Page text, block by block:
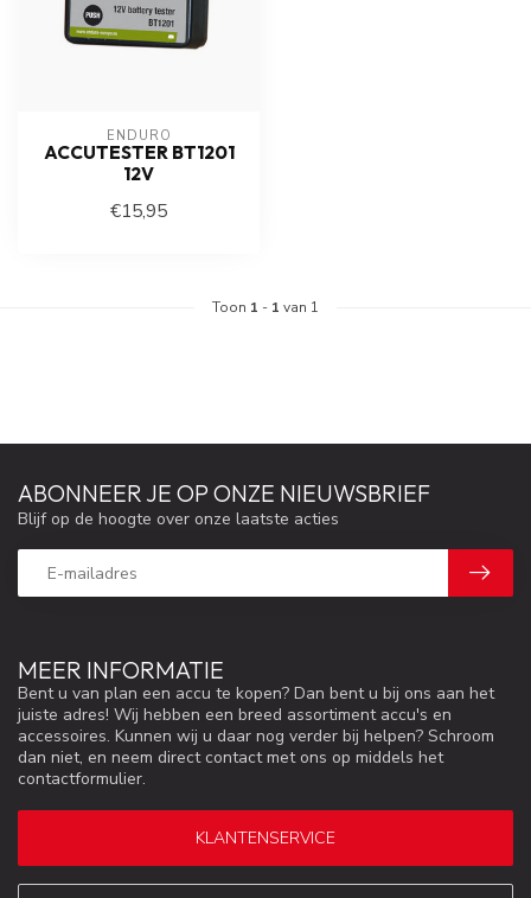
ENDURO
ACCUTESTER BT1201
12V
€15,95
Toon 1 - 1 van 1
MEER INFORMATIE
Bent u van plan een accu te kopen? Dan bent u bij ons aan het
juiste adres! Wij hebben een breed assortiment accu's en
accessoires. Kunnen wij u daar nog verder bij helpen? Schroom
dan niet, en neem direct contact met ons op middels het
contactformulier.
KLANTENSERVICE
ABONNEER JE OP ONZE NIEUWSBRIEF
Blijf op de hoogte over onze laatste acties